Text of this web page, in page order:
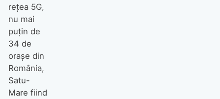
rețea 5G,
nu mai
puțin de
34 de
orașe din
România,
Satu-
Mare fiind